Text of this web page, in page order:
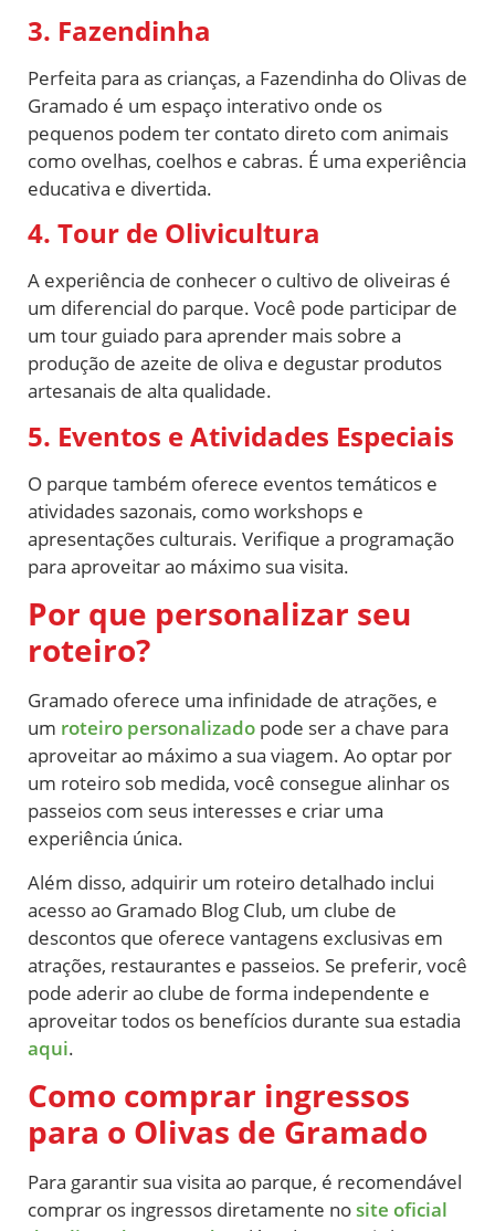
3. Fazendinha
Perfeita para as crianças, a Fazendinha do Olivas de
Gramado é um espaço interativo onde os
pequenos podem ter contato direto com animais
como ovelhas, coelhos e cabras. É uma experiência
educativa e divertida.
4. Tour de Olivicultura
A experiência de conhecer o cultivo de oliveiras é
um diferencial do parque. Você pode participar de
um tour guiado para aprender mais sobre a
produção de azeite de oliva e degustar produtos
artesanais de alta qualidade.
5. Eventos e Atividades Especiais
O parque também oferece eventos temáticos e
atividades sazonais, como workshops e
apresentações culturais. Verifique a programação
para aproveitar ao máximo sua visita.
Por que personalizar seu
roteiro?
Gramado oferece uma infinidade de atrações, e
um roteiro personalizado pode ser a chave para
aproveitar ao máximo a sua viagem. Ao optar por
um roteiro sob medida, você consegue alinhar os
passeios com seus interesses e criar uma
experiência única.
Além disso, adquirir um roteiro detalhado inclui
acesso ao Gramado Blog Club, um clube de
descontos que oferece vantagens exclusivas em
atrações, restaurantes e passeios. Se preferir, você
pode aderir ao clube de forma independente e
aproveitar todos os benefícios durante sua estadia
aqui.
Como comprar ingressos
para o Olivas de Gramado
Para garantir sua visita ao parque, é recomendável
comprar os ingressos diretamente nosite oficial